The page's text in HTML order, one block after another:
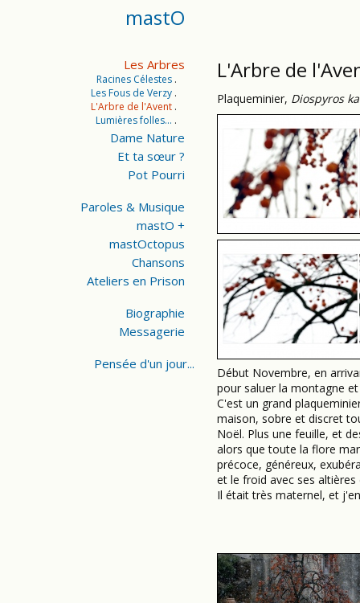
mastO
Les Arbres
Racines Célestes
Les Fous de Verzy
L'Arbre de l'Avent
Lumières folles...
Dame Nature
Et ta sœur ?
Pot Pourri
Paroles & Musique
mastO +
mastOctopus
Chansons
Ateliers en Prison
Biographie
Messagerie
Pensée d'un jour...
L'Arbre de
Plaqueminier, Diospyros
Début Novembre, en
pour saluer la montagne
C'est un grand
maison, sobre et discret
Noël. Plus une feuille, et
alors que toute la flore
précoce, généreux,
et le froid avec ses
Il était très maternel, et